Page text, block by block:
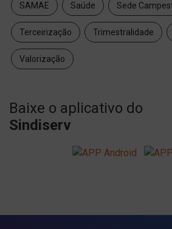
SAMAE Saúde Sede
Terceirização Trimestralidade
Valorização
Baixe o aplicativo do
Sindiserv